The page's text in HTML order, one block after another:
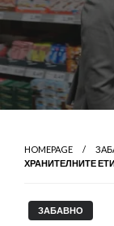
HOMEPAGE
ХРАНИТЕЛНИТЕ
ЗАБАВНО